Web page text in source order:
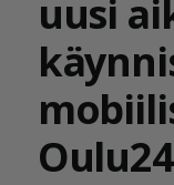
uusi